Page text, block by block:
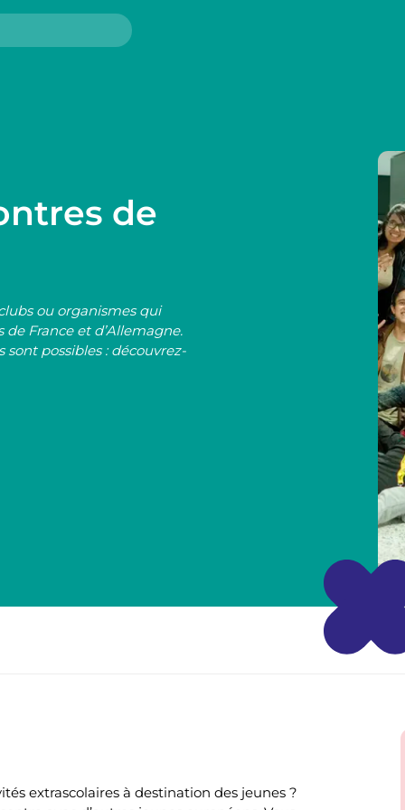
de
ou organismes qui
France et d’Allemagne.
possibles : découvrez-
extrascolaires à destination des jeunes ?